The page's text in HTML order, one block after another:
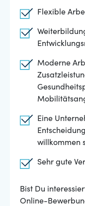
Flexible
Moderne
Eine
willkommen
Sehr gute
Bist Du
Online-